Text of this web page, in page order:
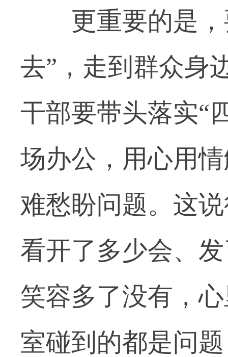
更重要的是，
去”，走到群众身
干部要带头落实“
场办公，用心用
难愁盼问题。这
看开了多少会、
笑容多了没有，
室碰到的都是问